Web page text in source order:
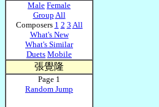
Male Female
Group All
Composers 1 2 3 All
What's New
What's Similar
Duets Mobile
張覺隆
Page 1
Random Jump